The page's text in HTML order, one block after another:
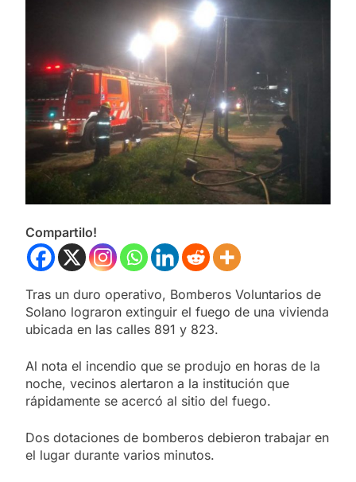
Compartilo!
Tras un duro operativo, Bomberos Voluntarios de
Solano lograron extinguir el fuego de una vivienda
ubicada en las calles 891 y 823.
Al nota el incendio que se produjo en horas de la
noche, vecinos alertaron a la institución que
rápidamente se acercó al sitio del fuego.
Dos dotaciones de bomberos debieron trabajar en
el lugar durante varios minutos.